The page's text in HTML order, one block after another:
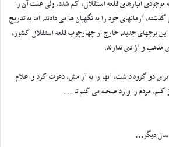
موجودی انبارهای قلعه استقلال، کم شده، ولی علت آن را
آرمانهای خود را به نگهبان ها می دادند. اما به تدریج
برجهای جدید، خارج از چهارچوب قلعه استقلال کشور،
مذهب و آزادی ندارند.
دو گروه داشت، آنها را به آرامش، دعوت کرد و اعلام
مردم را وارد صحنه می کنم تا …
سال دیگر…